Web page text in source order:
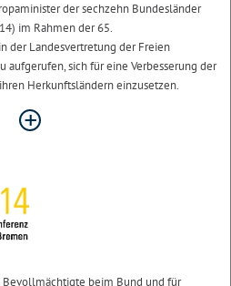
der sechzehn Bundesländer
im Rahmen der 65.
der Landesvertretung der Freien
aufgerufen, sich für eine Verbesserung der
Herkunftsländern einzusetzen.
Bevollmächtigte beim Bund und für